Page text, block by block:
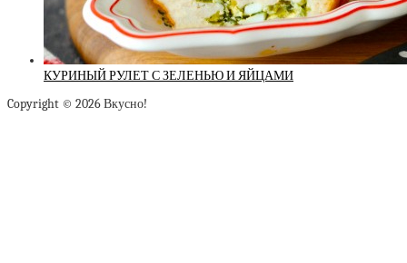
КУРИНЫЙ РУЛЕТ С ЗЕЛЕНЬЮ И ЯЙЦАМИ
Copyright © 2026 Вкусно!